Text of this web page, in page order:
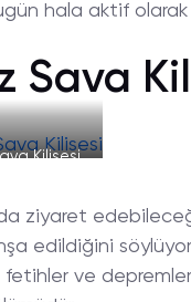
hala aktif
Sava
Kilisesi
ziyaret
edildiğini
fetihler ve